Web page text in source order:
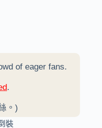
of eager fans.
.
。)
裝